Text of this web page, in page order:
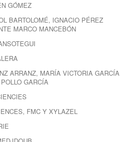
GÓMEZ
BARTOLOMÉ, IGNACIO PÉREZ
MARCO MANCEBÓN
ARRANZ, MARÍA VICTORIA GARCÍA
GARCÍA
FMC Y XYLAZEL